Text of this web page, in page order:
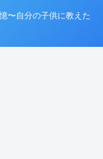
〜自分の子供に教えた